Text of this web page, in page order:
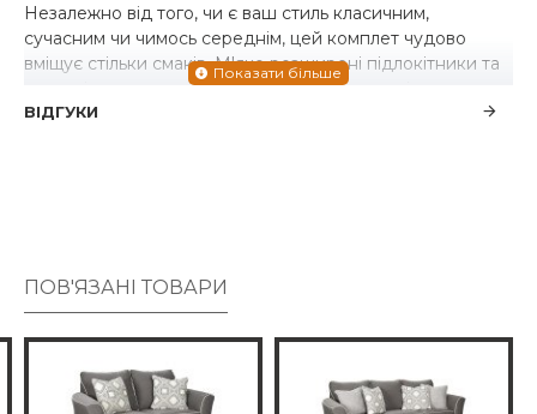
Незалежно від того, чи є ваш стиль класичним,
сучасним чи чимось середнім, цей комплет чудово
вміщує стільки смаків. М'яко розширені підлокітники та
виразні окантовки яскраво-білого кольору підсилюють
ефект розкішного крою цього дивана. Вугільно-сіра
ВІДГУКИ
ПОВ'ЯЗАНІ ТОВАРИ